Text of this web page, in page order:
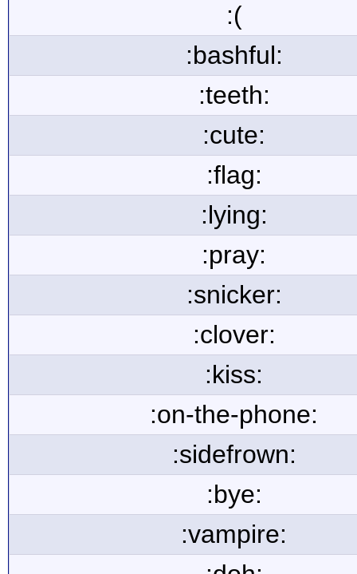
:(
:bashful:
:teeth:
:cute:
:flag:
:lying:
:pray:
:snicker:
:clover:
:kiss:
:on-the-phone:
:sidefrown:
:bye:
:vampire: